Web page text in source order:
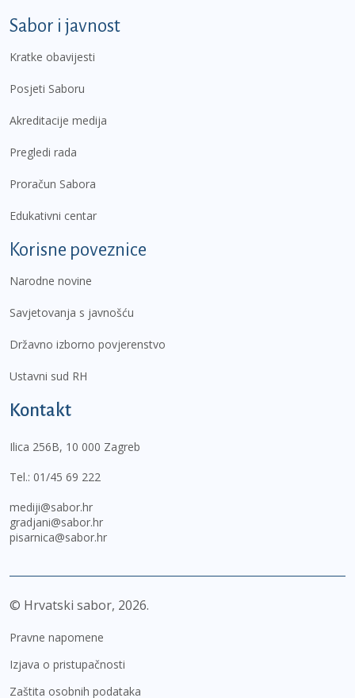
Sabor i javnost
Kratke obavijesti
Posjeti Saboru
Akreditacije medija
Pregledi rada
Proračun Sabora
Edukativni centar
Korisne poveznice
Narodne novine
Savjetovanja s javnošću
Državno izborno povjerenstvo
Ustavni sud RH
Kontakt
Ilica 256B, 10 000 Zagreb
Tel.: 01/45 69 222
mediji@sabor.hr
gradjani@sabor.hr
pisarnica@sabor.hr
© Hrvatski sabor, 2026
Pravne napomene
Izjava o pristupačnosti
Zaštita osobnih podataka